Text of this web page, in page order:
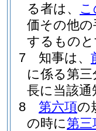
る者は、
価その他
するもの
7
知事は、
に係る第
長に当該
8
第六項の
の時に第三